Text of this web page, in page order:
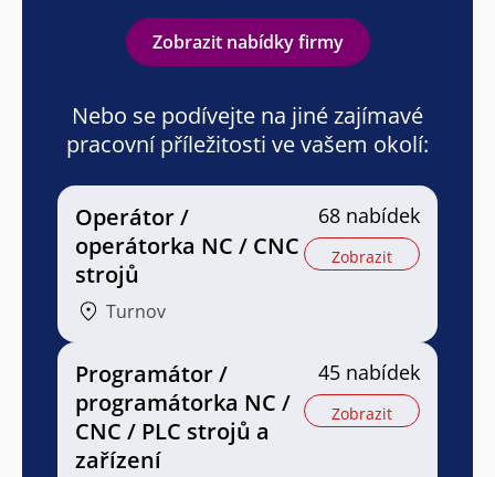
Zobrazit nabídky firmy
Nebo se podívejte na jiné zajímavé
pracovní příležitosti ve vašem okolí:
Operátor /
operátorka NC / CNC
strojů
Turnov
68 nabídek
Zobrazit
Programátor /
programátorka NC /
CNC / PLC strojů a
zařízení
45 nabídek
Zobrazit